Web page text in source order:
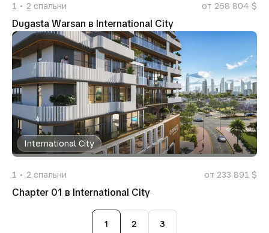
1 2 спальни от 268 804 $
Dugasta Warsan в International City
International City
1 2 спальни от 233 891 $
Chapter 01 в International City
1 2 3